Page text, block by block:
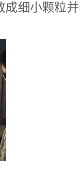
成细小颗粒